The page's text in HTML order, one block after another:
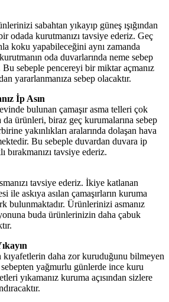
sabahtan yıkayıp güneş ışığından
odada kurutmanızı tavsiye ederiz. Geç
koku yapabileceğini aynı zamanda
oda duvarlarında neme sebep
sebeple pencereyi bir miktar açmanız
yararlanmanıza sebep olacaktır.
İp Asın
bulunan çamaşır asma telleri çok
ürünleri, biraz geç kurumalarına sebep
yakınlıkları aralarında dolaşan hava
Bu sebeple duvardan duvara ip
bırakmanızı tavsiye ederiz.
tavsiye ederiz. İkiye katlanan
ile askıya asılan çamaşırların kuruma
bulunmaktadır. Ürünlerinizi asmanız
buda ürünlerinizin daha çabuk
kıyafetlerin daha zor kuruduğunu bilmeyen
yağmurlu günlerde ince kuru
yıkamanız kuruma açısından sizlere